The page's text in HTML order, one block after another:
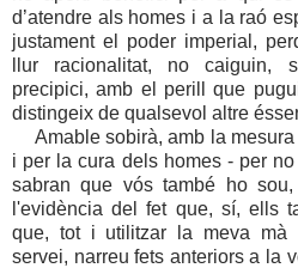
d’atendre als homes i a la raó
justament el poder imperial,
llur racionalitat, no caiguin,
precipici, amb el perill que
distingeix de qualsevol altre
Amable sobirà, amb la
i per la cura dels homes - per
sabran que vós també ho
l'evidència del fet que, sí, ells
que, tot i utilitzar la meva mà
servei, narreu fets anteriors a la